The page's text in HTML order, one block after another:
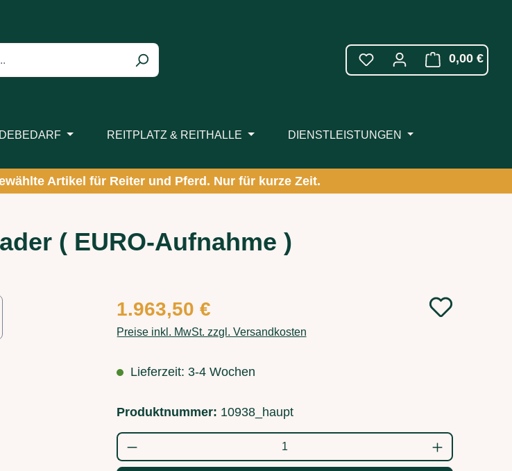
0,00 €
REITPLATZ & REITHALLE DIENSTLEISTUNGEN
Artikel für Reiter und Pferd. Nur für kurze Zeit.
( EURO-Aufnahme )
Regulärer Preis:
1.963,50 €
Preise inkl. MwSt. zzgl. Versandkosten
Lieferzeit: 3-4 Wochen
Produktnummer: 10938_haupt
Produkt Anzahl: Gib den gewünschten Wert ein